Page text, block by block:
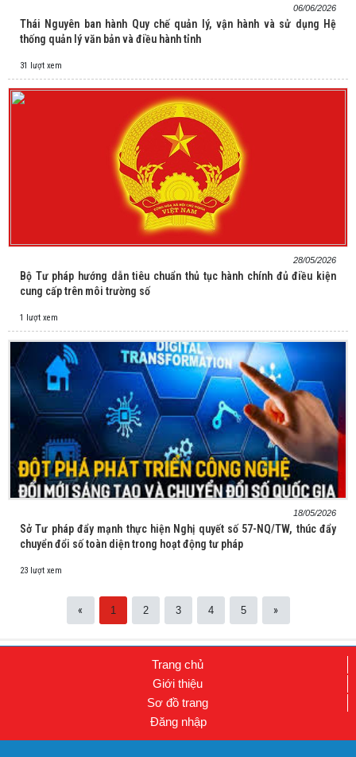
06/06/2026
Thái Nguyên ban hành Quy chế quản lý, vận hành và sử dụng Hệ
thống quản lý văn bản và điều hành tỉnh
31 lượt xem
28/05/2026
Bộ Tư pháp hướng dẫn tiêu chuẩn thủ tục hành chính đủ điều kiện
cung cấp trên môi trường số
1 lượt xem
18/05/2026
Sở Tư pháp đẩy mạnh thực hiện Nghị quyết số 57-NQ/TW, thúc đẩy
chuyển đổi số toàn diện trong hoạt động tư pháp
23 lượt xem
« 1 2 3 4 5 »
Trang chủ
Giới thiệu
Sơ đồ trang
Đăng nhập